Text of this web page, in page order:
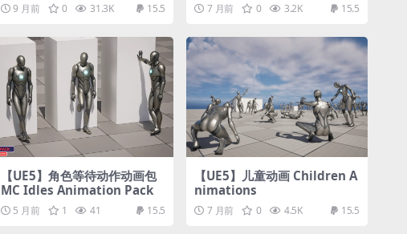
9 月前 0 31.3K 15.5 7 月前 0 3.2K 15.5
【UE5】角色等待动作动画包
MC Idles Animation Pack
5 月前 1 41 15.5
【UE5】儿童动画 Children A
nimations
7 月前 0 4.5K 15.5